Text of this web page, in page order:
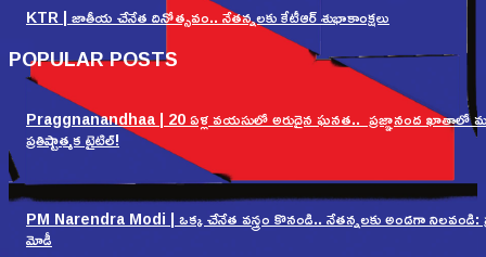
KTR | జాతీయ చేనేత దినోత్సవం.. నేతన్నలకు కేటీఆర్ శుభాకాంక్షలు
POPULAR POSTS
Praggnanandhaa | 20 ఏళ్ల వయసులో అరుదైన ఘనత.. ప్రజ్ఞానంద ఖాతాలో
ప్రతిష్టాత్మక టైటిల్!
PM Narendra Modi | ఒక్క చేనేత వస్త్రం కొనండి.. నేతన్నలకు అండగా నిలవండి:
మోడీ